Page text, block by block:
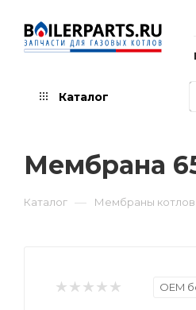
Каталог
Мембрана
Каталог — Мембраны котлов
OEM